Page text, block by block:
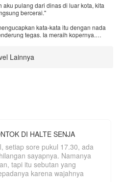
berdebar kencang, dan
dingin mulai membasahi tubuhnya.
menabrak seseorang saat dini hari,
aku pulang dari dinas di luar kota, kita
bercerai."
kata-kata itu dengan nada
tegas. Ia meraih kopernya.
angguk Anjani dengan suara serak.
dirinya sendiri, Anjani memutuskan
segalanya.
dia tahu bahwa konsekuensi yang
hadapi sangatlah berat. Terutama, dari
Lainnya
DI HALTE SENJA
setiap sore pukul 17.30, ada
sayapnya. Namanya
tapi itu sebutan yang
karena wajahnya